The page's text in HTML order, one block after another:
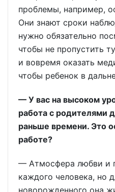
проблемы, например,
Они знают сроки
нужно обязательно
чтобы не пропустить
и вовремя оказать
чтобы ребенок в
— У вас на высоком
работа с родителями
раньше времени. Это
работе?
— Атмосфера любви и
каждого человека, но
новорожденного она